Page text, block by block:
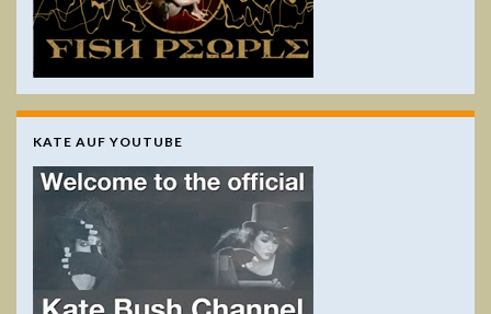
KATE AUF YOUTUBE